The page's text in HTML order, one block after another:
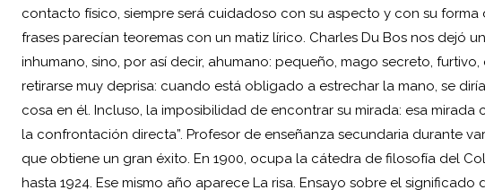
contacto físico, siempre será cuidadoso con su aspecto y con su forma
frases parecían teoremas con un matiz lírico. Charles Du Bos nos dejó
inhumano, sino, por así decir, ahumano: pequeño, mago secreto,
retirarse muy deprisa: cuando está obligado a estrechar la mano, se
cosa en él. Incluso, la imposibilidad de encontrar su mirada: esa
la confrontación directa”. Profesor de enseñanza secundaria durante
que obtiene un gran éxito. En 1900, ocupa la cátedra de filosofía del
hasta 1924. Ese mismo año aparece La risa. Ensayo sobre el significado